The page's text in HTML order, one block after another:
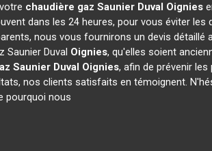
chaudière gaz Saunier Duval Oignies
dans les 24 heures, pour vous éviter les
nous vous fournirons un devis détaillé
Saunier Duval Oignies, qu'elles soient
Saunier Duval Oignies, afin de prévenir
nos clients satisfaits en témoignent.
pourquoi nous